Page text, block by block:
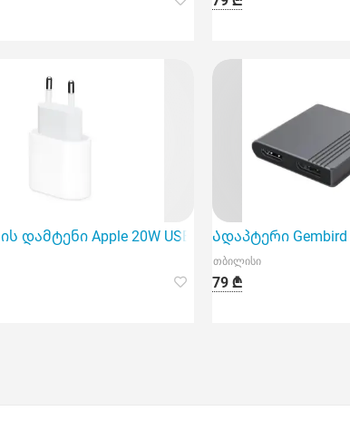
Spa
დამტენი Apple 20W USB-C Power Adapter
Ადაპტერი Gembird
თბილისი
79 ₾